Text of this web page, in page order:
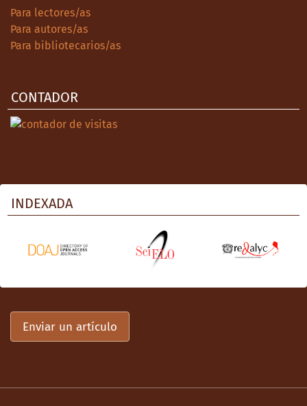
Para lectores/as
Para autores/as
Para bibliotecarios/as
CONTADOR
INDEXADA
Enviar un artículo